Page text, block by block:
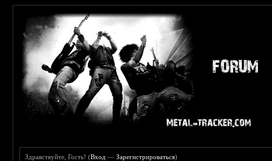
Здравствуйте, Гость! (Вход —Зарегистрироваться)